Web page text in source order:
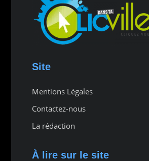
Site
Mentions Légales
Contactez-nous
La rédaction
À lire sur le site